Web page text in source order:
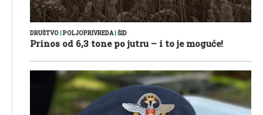
DRUŠTVO|POLJOPRIVREDA|ŠID
Prinos od 6,3 tone po jutru – i to je moguće!